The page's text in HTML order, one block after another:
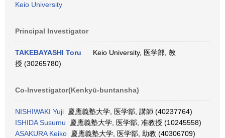
Keio University
Principal Investigator
TAKEBAYASHI Toru
Keio University, 医学部, 教
授 (30265780)
Co-Investigator(Kenkyū-buntansha)
NISHIWAKI Yuji 慶應義塾大学, 医学部, 講師 (40237764)
ISHIDA Susumu 慶應義塾大学, 医学部, 准教授 (10245558)
ASAKURA Keiko 慶應義塾大学, 医学部, 助教 (40306709)